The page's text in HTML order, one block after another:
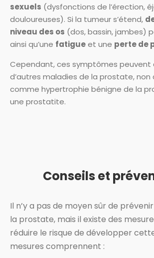
sexuels (dysfonctions de l’érection,
douloureuses). Si la tumeur s’étend,
niveau des os (dos, bassin, jambes)
ainsi qu’une fatigueet une perte de
Cependant, ces symptômes peuvent
d’autres maladies de la prostate, non
comme hypertrophie bénigne de la
une prostatite.
Conseils et
Il n’y a pas de moyen sûr de
la prostate, mais il existe des
réduire le risque de développer
mesures comprennent :